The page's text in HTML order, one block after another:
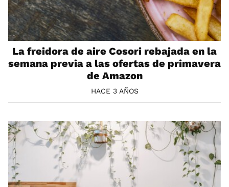
La freidora de aire Cosori rebajada en la
semana previa a las ofertas de primavera
de Amazon
HACE 3 AÑOS